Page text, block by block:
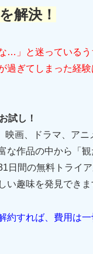
解決！
…」と迷っている
過ぎてしまった経
試し！
映画、ドラマ、アニ
な作品の中から「
日間の無料トライ
い趣味を発見できま
約すれば、費用は